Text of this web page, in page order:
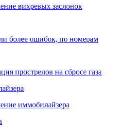
вихревых заслонок
более ошибок, по номерам
прострелов на сбросе газа
иммобилайзера